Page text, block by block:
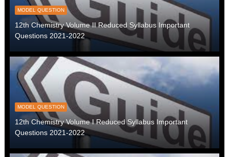
MODEL QUESTION
12th Chemistry Volume II Reduced Syllabus Important
Questions 2021-2022
MODEL QUESTION
12th Chemistry Volume I Reduced Syllabus Important
Questions 2021-2022